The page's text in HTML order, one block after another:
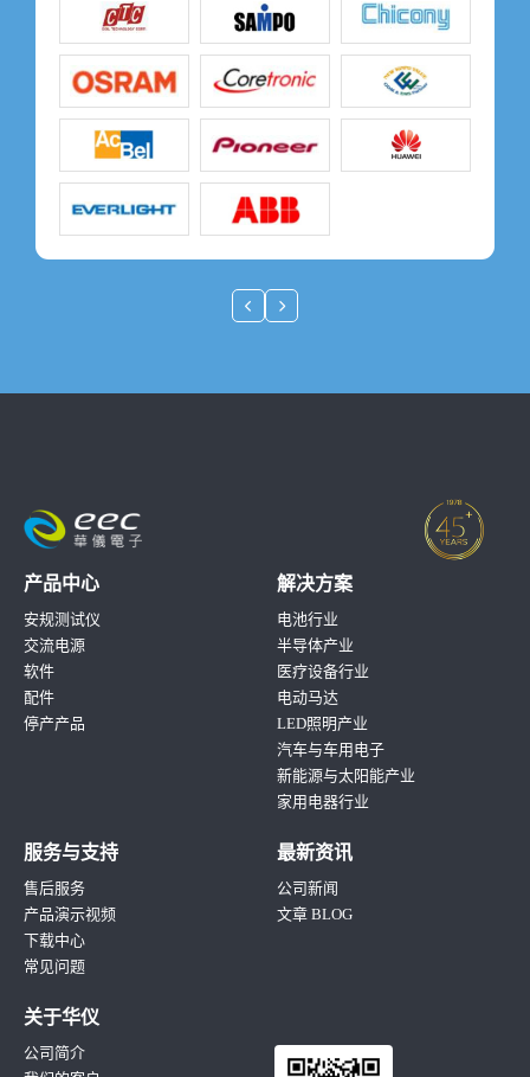
产品中心
安规测试仪
交流电源
软件
配件
停产产品
解决方案
电池行业
半导体产业
医疗设备行业
电动马达
LED照明产业
汽车与车用电子
新能源与太阳能产业
家用电器行业
服务与支持
售后服务
产品演示视频
下载中心
常见问题
最新资讯
公司新闻
文章 BLOG
关于华仪
公司简介